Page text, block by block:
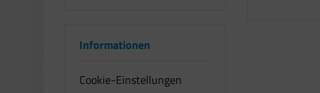
Informationen
Cookie-Einstellungen